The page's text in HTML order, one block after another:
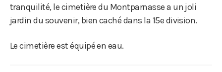
tranquilité, le cimetière du Montparnasse a un joli
jardin du souvenir, bien caché dans la 15e division.
Le cimetière est équipé en eau.